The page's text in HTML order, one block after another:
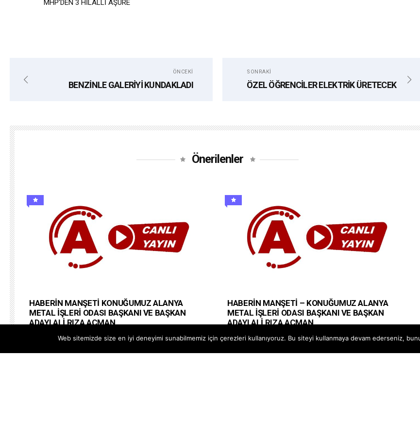
MHP’DEN 3 HİLALLİ AŞURE
ÖNCEKI
BENZİNLE GALERİYİ KUNDAKLADI
SONRAKI
ÖZEL ÖĞRENCİLER ELEKTRİK ÜRETECEK
Önerilenler
HABERİN MANŞETİ KONUĞUMUZ ALANYA
METAL İŞLERİ ODASI BAŞKANI VE BAŞKAN
ADAYI ALİ RIZA AÇMAN
#alanyapostatv @Alanya PostaTV Web Site
HABERİN MANŞETİ – KONUĞUMUZ ALANYA
METAL İŞLERİ ODASI BAŞKANI VE BAŞKAN
ADAYI ALİ RIZA AÇMAN
#alanyapostatv @Alanya PostaTV Web Site
Web sitemizde size en iyi deneyimi sunabilmemiz için çerezleri kullanıyoruz. Bu siteyi kullanmaya devam ederseniz,